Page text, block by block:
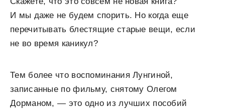
И мы даже не будем спорить. Но когда еще
перечитывать блестящие старые вещи, если
не во время каникул?
Тем более что воспоминания Лунгиной,
записанные по фильму, снятому Олегом
Дорманом, — это одно из лучших пособий